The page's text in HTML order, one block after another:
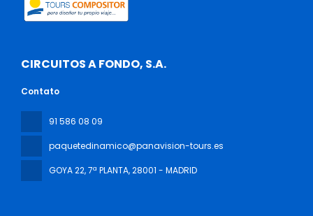
CIRCUITOS A FONDO, S.A.
Contato
91 586 08 09
paquetedinamico@panavision-tours.es
GOYA 22, 7ª PLANTA, 28001 - MADRID